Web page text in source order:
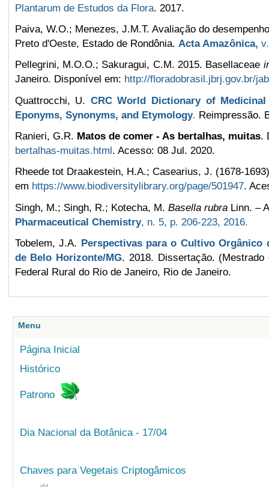
Plantarum de Estudos da Flora. 2017.
Paiva, W.O.; Menezes, J.M.T. Avaliação do
Preto d'Oeste, Estado de Rondônia. Acta Amazônica,
Pellegrini, M.O.O.; Sakuragui, C.M. 2015. Basellaceae
Janeiro. Disponível em: http://floradobrasil.jbrj.gov.br/
Quattrocchi, U. CRC World Dictionary of
Eponyms, Synonyms, and Etymology. Reimpressão.
Ranieri, G.R. Matos de comer - As bertalhas, muitas.
bertalhas-muitas.html. Acesso: 08 Jul. 2020.
Rheede tot Draakestein, H.A.; Casearius, J. (1678-
em https://www.biodiversitylibrary.org/page/501947.
Singh, M.; Singh, R.; Kotecha, M. Basella rubraLinn. –
Pharmaceutical Chemistry, n. 5, p. 206-223, 2016.
Tobelem, J.A. Perspectivas para o Cultivo Orgânico
de Belo Horizonte/MG. 2018. Dissertação.
Federal Rural do Rio de Janeiro, Rio de Janeiro.
Menu
Página Inicial
Histórico
Patrono
Dia Nacional da Botânica - 17/04
Chaves para Vegetais Criptogâmicos